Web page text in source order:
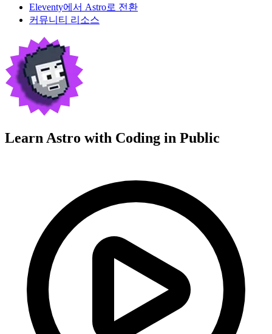
Eleventy에서 Astro로 전환
커뮤니티 리소스
Learn Astro with Coding in Public